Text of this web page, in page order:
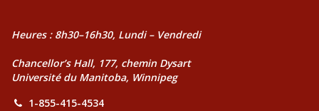
Heures : 8h30–16h30, Lundi – Vendredi
Chancellor’s Hall, 177, chemin Dysart
Université du Manitoba, Winnipeg
1-855-415-4534